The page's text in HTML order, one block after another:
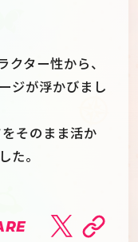
ター性から、
ジが浮かびまし
そのまま活か
た。